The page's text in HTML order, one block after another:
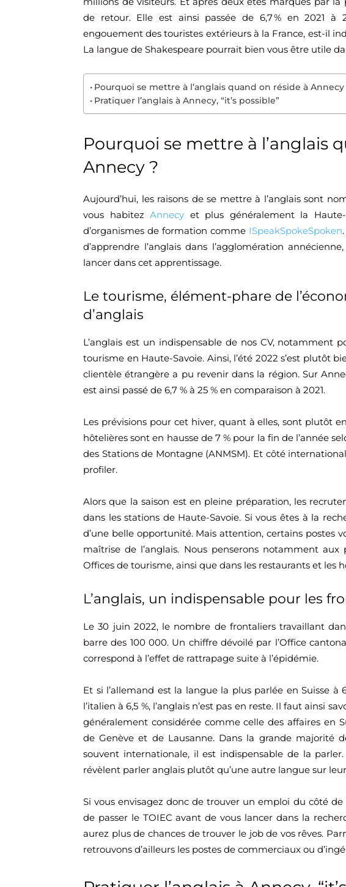
de retour. Elle est ainsi passée de 6,7 % en 2021 à
engouement des touristes extérieurs à la France, est-il
La langue de Shakespeare pourrait bien vous être utile
Pourquoi se mettre à l’anglais quand on réside à Annecy
Pratiquer l’anglais à Annecy, “it’s possible”
Pourquoi se mettre à l’anglais
Annecy ?
Aujourd’hui, les raisons de se mettre à l’anglais sont
vous habitez Annecy et plus généralement la Haute-
d’organismes de formation comme ISpeakSpokeSpoken
d’apprendre l’anglais dans l’agglomération
lancer dans cet apprentissage.
Le tourisme, élément-phare de
d’anglais
L’anglais est un indispensable de nos CV, notamment
tourisme en Haute-Savoie. Ainsi, l’été 2022 s’est plutôt
clientèle étrangère a pu revenir dans la région. Sur
est ainsi passé de 6,7 % à 25 % en comparaison à 2021.
Les prévisions pour cet hiver, quant à elles, sont plutôt
hôtelières sont en hausse de 7 % pour la fin de l’année
des Stations de Montagne (ANMSM). Et côté
profiler.
Alors que la saison est en pleine préparation, les
dans les stations de Haute-Savoie. Si vous êtes à la
d’une belle opportunité. Mais attention, certains postes
maîtrise de l’anglais. Nous penserons notamment aux
Offices de tourisme, ainsi que dans les restaurants et les
L’anglais, un indispensable pour les
Le 30 juin 2022, le nombre de frontaliers travaillant
barre des 100 000. Un chiffre dévoilé par l’Office
correspond à l’effet de rattrapage suite à l’épidémie.
Et si l’allemand est la langue la plus parlée en Suisse à
l’italien à 6,5 %, l’anglais n’est pas en reste. Il faut ainsi
généralement considérée comme celle des affaires en
de Genève et de Lausanne. Dans la grande majorité
souvent internationale, il est indispensable de la
révèlent parler anglais plutôt qu’une autre langue sur
Si vous envisagez donc de trouver un emploi du côté de
de passer le TOIEC avant de vous lancer dans la
aurez plus de chances de trouver le job de vos rêves.
retrouvons d’ailleurs les postes de commerciaux ou